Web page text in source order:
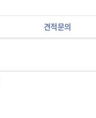
견적문의